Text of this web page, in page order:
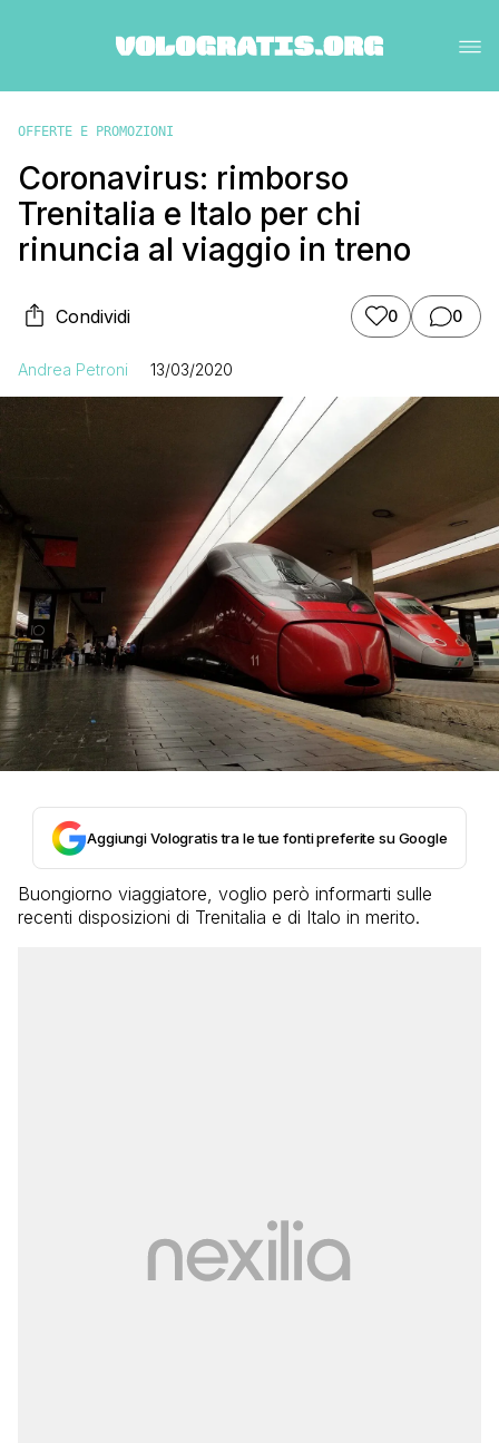
OFFERTE E PROMOZIONI
Coronavirus: rimborso
Trenitalia e Italo per chi
rinuncia al viaggio in treno
Condividi 0 0
Andrea Petroni 13/03/2020
Aggiungi Vologratis tra le tue fonti preferite su Google
Buongiorno viaggiatore, voglio però informarti sulle
recenti disposizioni di Trenitalia e di Italo in merito.